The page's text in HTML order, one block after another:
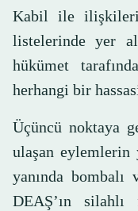
Kabil ile
listelerinde yer
hükümet
herhangi bir
Üçüncü noktaya
ulaşan eylemlerin
yanında bombalı
DEAŞ’ın silahlı